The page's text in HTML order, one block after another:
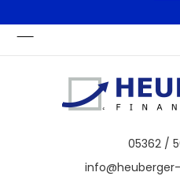
05362 /